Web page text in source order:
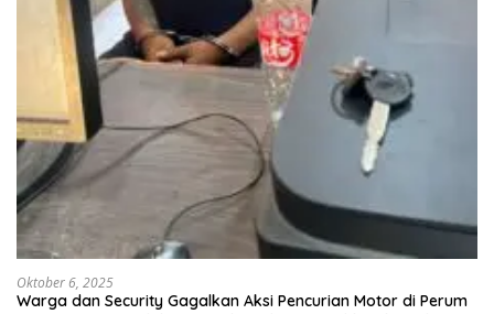
Oktober 6, 2025
Warga dan Security Gagalkan Aksi Pencurian Motor di Perum